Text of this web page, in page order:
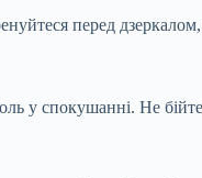
перед
у спокушанні. Не